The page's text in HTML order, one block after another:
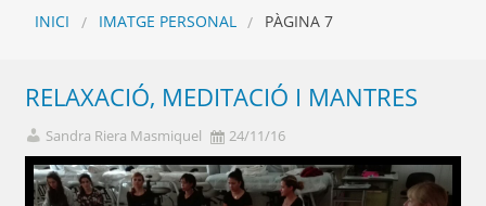
INICI IMATGE PERSONAL PÀGINA 7
RELAXACIÓ, MEDITACIÓ I MANTRES
Sandra Riera Masmiquel 24/11/16